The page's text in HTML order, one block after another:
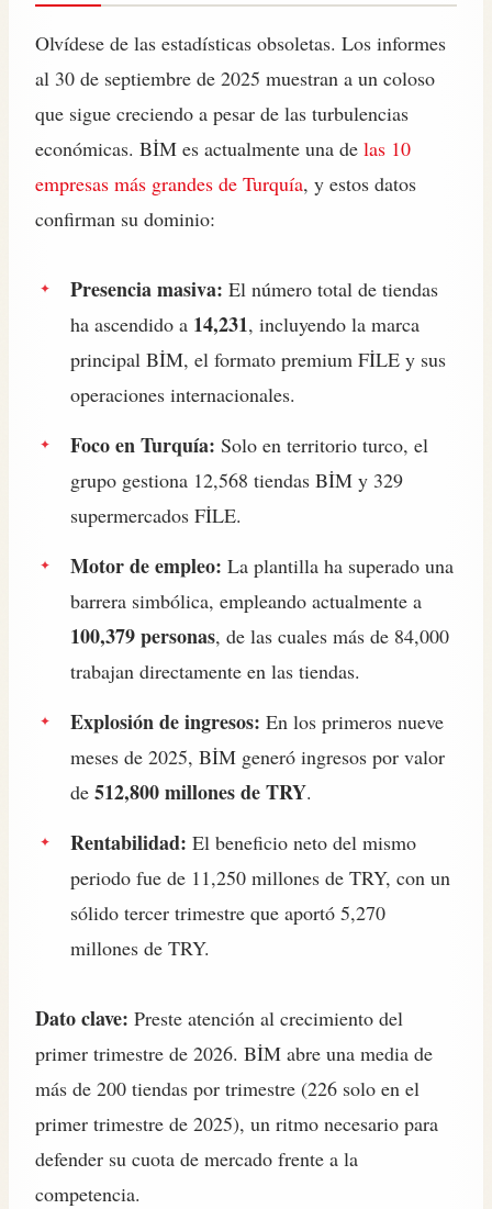
Olvídese de las estadísticas obsoletas. Los informes
al 30 de septiembre de 2025 muestran a un coloso
que sigue creciendo a pesar de las turbulencias
económicas. BİM es actualmente una de las 10
empresas más grandes de Turquía, y estos datos
confirman su dominio:
Presencia masiva: El número total de tiendas
ha ascendido a 14,231, incluyendo la marca
principal BİM, el formato premium FİLE y sus
operaciones internacionales.
Foco en Turquía: Solo en territorio turco, el
grupo gestiona 12,568 tiendas BİM y 329
supermercados FİLE.
Motor de empleo: La plantilla ha superado una
barrera simbólica, empleando actualmente a
100,379 personas, de las cuales más de 84,000
trabajan directamente en las tiendas.
Explosión de ingresos: En los primeros nueve
meses de 2025, BİM generó ingresos por valor
de 512,800 millones de TRY.
Rentabilidad: El beneficio neto del mismo
periodo fue de 11,250 millones de TRY, con un
sólido tercer trimestre que aportó 5,270
millones de TRY.
Dato clave: Preste atención al crecimiento del
primer trimestre de 2026. BİM abre una media de
más de 200 tiendas por trimestre (226 solo en el
primer trimestre de 2025), un ritmo necesario para
defender su cuota de mercado frente a la
competencia.